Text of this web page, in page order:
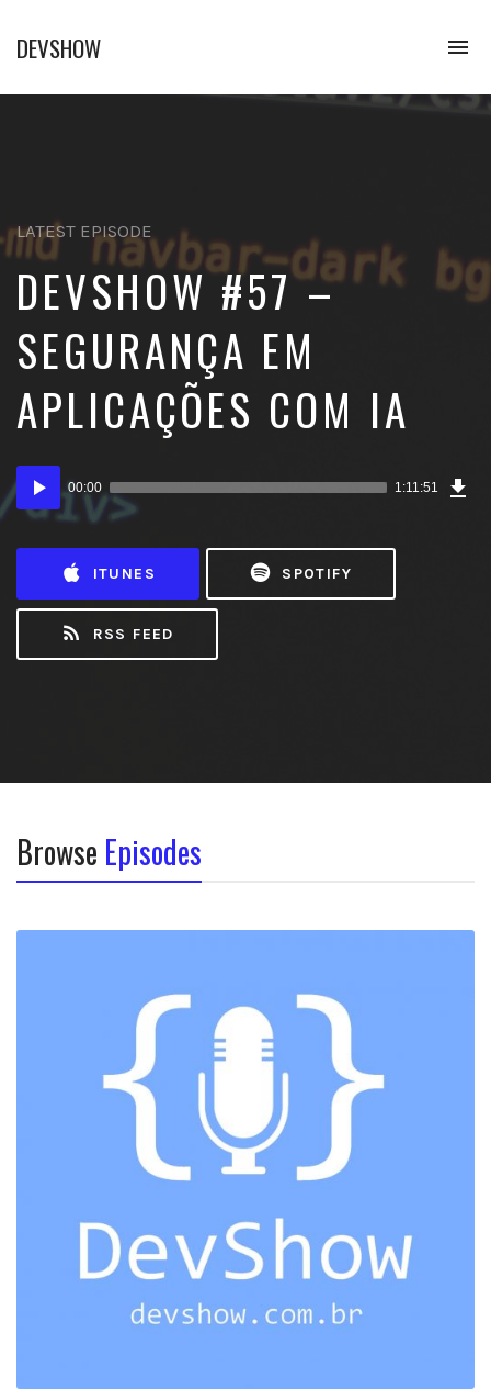
DEVSHOW
em
LATEST EPISODE
DEVSHOW #57 –
SEGURANÇA EM
APLICAÇÕES COM IA
Tocador
de
áudio
00:00 1:11:51
ITUNES SPOTIFY
RSS FEED
Browse Episodes